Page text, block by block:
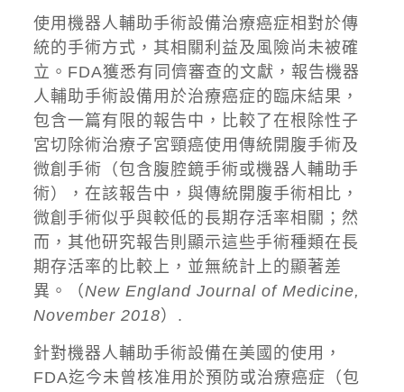
使用機器人輔助手術設備治療癌症相對於傳
統的手術方式，其相關利益及風險尚未被確
立。FDA獲悉有同儕審查的文獻，報告機器
人輔助手術設備用於治療癌症的臨床結果，
包含一篇有限的報告中，比較了在根除性子
宮切除術治療子宮頸癌使用傳統開腹手術及
微創手術（包含腹腔鏡手術或機器人輔助手
術），在該報告中，與傳統開腹手術相比，
微創手術似乎與較低的長期存活率相關；然
而，其他研究報告則顯示這些手術種類在長
期存活率的比較上，並無統計上的顯著差
異。（New England Journal of Medicine,
November 2018）.
針對機器人輔助手術設備在美國的使用，
FDA迄今未曾核准用於預防或治療癌症（包